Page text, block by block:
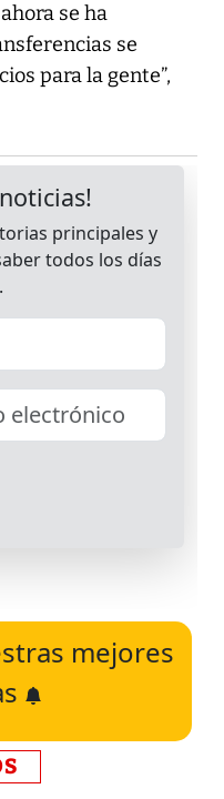
se ha
se
para la gente”,
mejores